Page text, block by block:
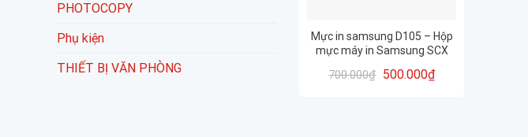
PHOTOCOPY
Phụ kiện
THIẾT BỊ VĂN PHÒNG
Mực in samsung D105 – Hộp
mực máy in Samsung SCX
2525
700.000₫ 500.000₫